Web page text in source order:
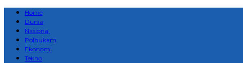
Home
Dunia
Nasional
Polhukam
Ekonomi
Tekno